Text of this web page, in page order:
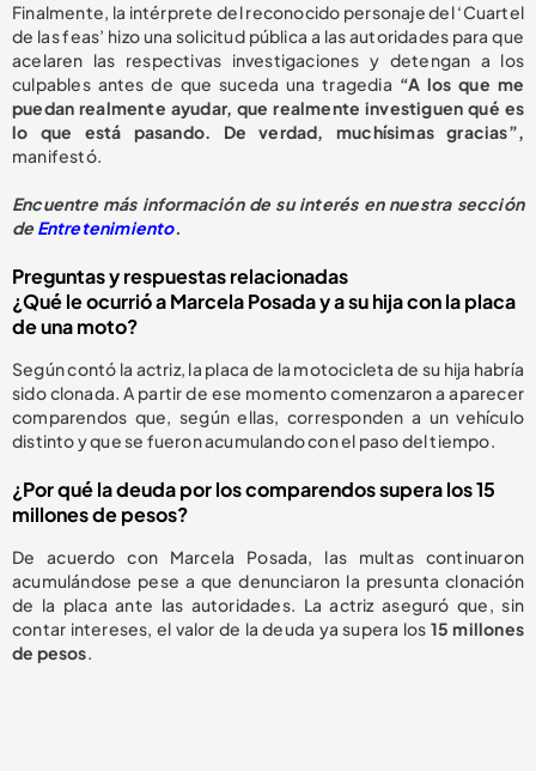
Finalmente, la intérprete del reconocido personaje del ‘Cuartel
de las feas’ hizo una solicitud pública a las autoridades para que
acelaren las respectivas investigaciones y detengan a los
culpables antes de que suceda una tragedia “A los que me
puedan realmente ayudar, que realmente investiguen qué es
lo que está pasando. De verdad, muchísimas gracias”,
manifestó.
Encuentre más información de su interés en nuestra sección
deEntretenimiento.
Preguntas y respuestas relacionadas
¿Qué le ocurrió a Marcela Posada y a su hija con la placa
de una moto?
Según contó la actriz, la placa de la motocicleta de su hija habría
sido clonada. A partir de ese momento comenzaron a aparecer
comparendos que, según ellas, corresponden a un vehículo
distinto y que se fueron acumulando con el paso del tiempo.
¿Por qué la deuda por los comparendos supera los 15
millones de pesos?
De acuerdo con Marcela Posada, las multas continuaron
acumulándose pese a que denunciaron la presunta clonación
de la placa ante las autoridades. La actriz aseguró que, sin
contar intereses, el valor de la deuda ya supera los 15 millones
de pesos.